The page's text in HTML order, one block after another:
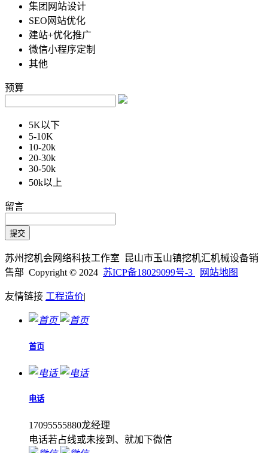
集团网站设计
SEO网站优化
建站+优化推广
微信小程序定制
其他
预算
5K以下
5-10K
10-20k
20-30k
30-50k
50k以上
留言
苏州挖机会网络科技工作室 昆山市玉山镇挖机汇机械设备销
售部 Copyright © 2024 苏ICP备18029099号-3 网站地图
友情链接 工程造价|
首页
电话
17095555880龙经理
电话若占线或未接到、就加下微信